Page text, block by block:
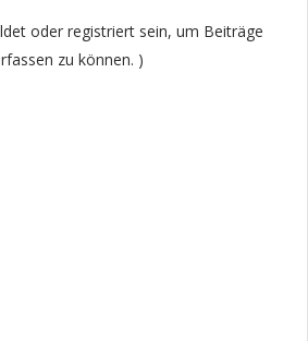
oder registriert sein, um Beiträge
zu können. )